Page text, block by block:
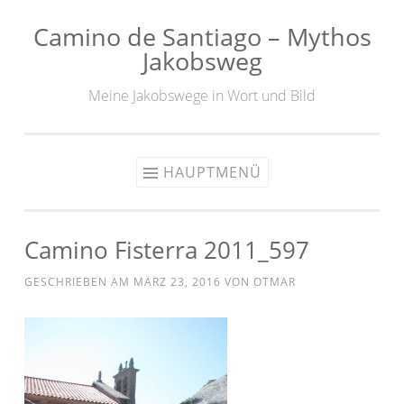
Zum
Camino de Santiago – Mythos
Jakobsweg
Meine Jakobswege in Wort und Bild
HAUPTMENÜ
Camino Fisterra 2011_597
GESCHRIEBEN AM MÄRZ 23, 2016 VON OTMAR